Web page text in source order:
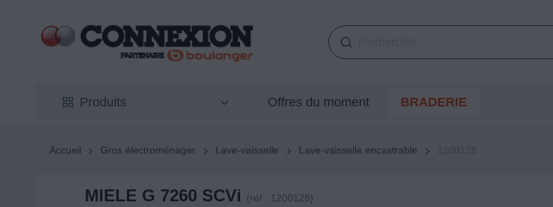
Produits Offres du moment BRADERIE
Accueil Gros électroménager Lave-vaisselle Lave-vaisselle encastrable
MIELE G 7260 SCVi (réf : 1200128)